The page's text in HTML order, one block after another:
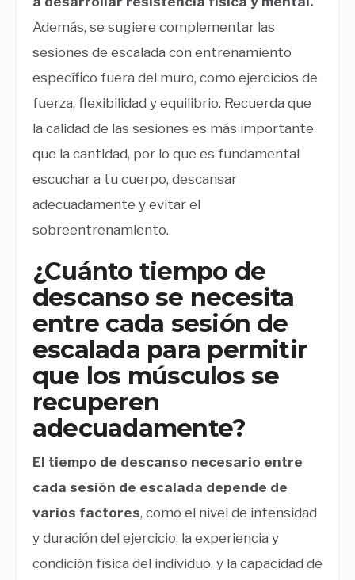
Además, se sugiere complementar las
sesiones de escalada con entrenamiento
específico fuera del muro, como ejercicios de
fuerza, flexibilidad y equilibrio. Recuerda que
la calidad de las sesiones es más importante
que la cantidad, por lo que es fundamental
escuchar a tu cuerpo, descansar
adecuadamente y evitar el
sobreentrenamiento.
¿Cuánto tiempo de
descanso se necesita
entre cada sesión de
escalada para permitir
que los músculos se
recuperen
adecuadamente?
El tiempo de descanso necesario entre
cada sesión de escalada depende de
varios factores, como el nivel de intensidad
y duración del ejercicio, la experiencia y
condición física del individuo, y la capacidad de